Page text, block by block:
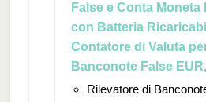
False e Conta Moneta
con Batteria
Contatore di Valuta
Banconote False
Rilevatore di